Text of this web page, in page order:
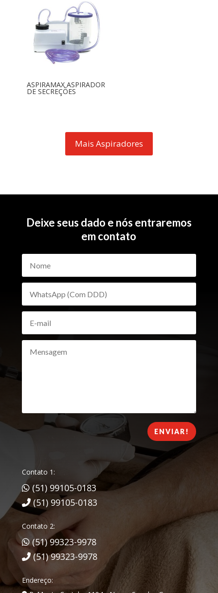
ASPIRAMAX ASPIRADOR
DE SECREÇÕES
Mais Aspiradores
Deixe seus dado e nós entraremos
em contato
ENVIAR!
Contato 1:
(51) 99105-0183
(51) 99105-0183
Contato 2:
(51) 99323-9978
(51) 99323-9978
Endereço: